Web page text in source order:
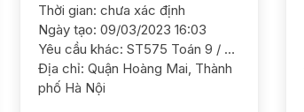
Thời gian: chưa xác định
Ngày tạo: 09/03/2023 16:03
Yêu cầu khác: ST575 Toán 9 / HS nữ/ HL TBK Điểm hiện tại 7-8.Cần ôn luyện thêm để thi cấp 3 GS NỮ ĐC Tòa HH2B Linh Đàm, quận Hoàng Mai Học phí 200-250k
Địa chỉ: Quận Hoàng Mai, Thành
phố Hà Nội